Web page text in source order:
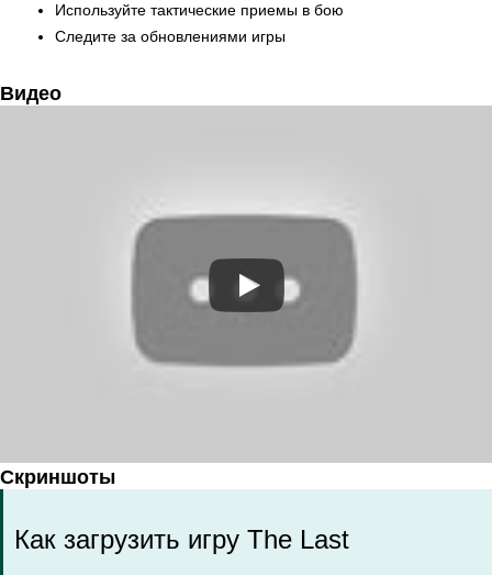
Используйте тактические приемы в бою
Следите за обновлениями игры
Видео
Скриншоты
Как загрузить игру The Last